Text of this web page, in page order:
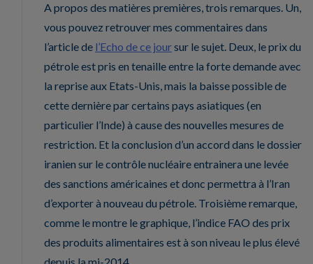
A propos des matières premières, trois remarques. Un,
vous pouvez retrouver mes commentaires dans
l’article de l’Echo de ce joursur le sujet. Deux, le prix du
pétrole est pris en tenaille entre la forte demande avec
la reprise aux Etats-Unis, mais la baisse possible de
cette dernière par certains pays asiatiques (en
particulier l’Inde) à cause des nouvelles mesures de
restriction. Et la conclusion d’un accord dans le dossier
iranien sur le contrôle nucléaire entrainera une levée
des sanctions américaines et donc permettra à l’Iran
d’exporter à nouveau du pétrole. Troisième remarque,
comme le montre le graphique, l’indice FAO des prix
des produits alimentaires est à son niveau le plus élevé